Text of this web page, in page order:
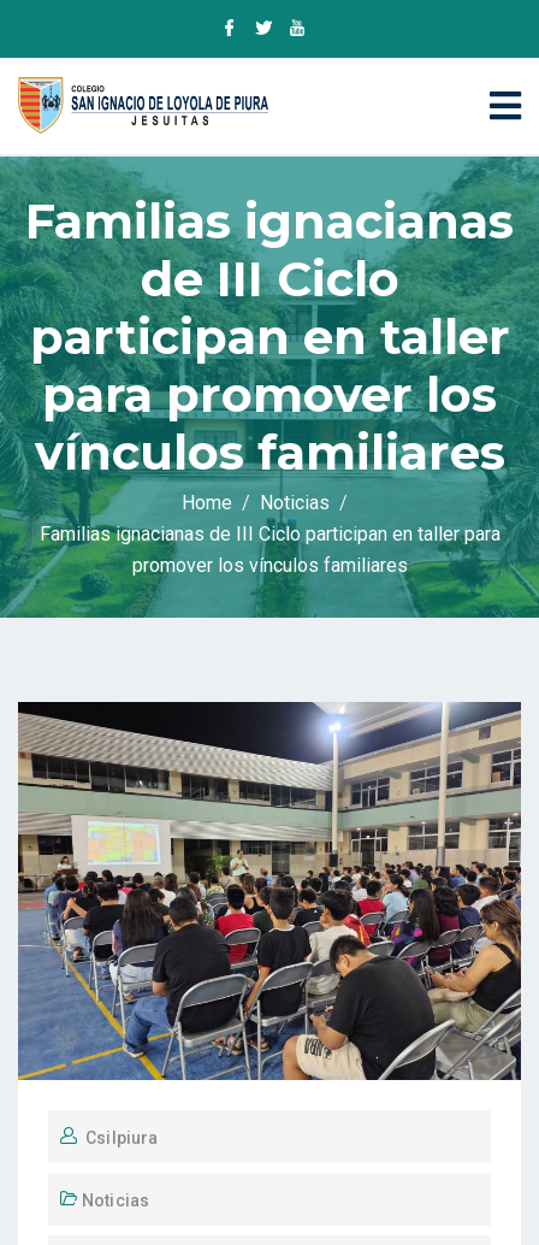
Familias ignacianas
de III Ciclo
participan en taller
para promover los
vínculos familiares
Home
Noticias
Familias ignacianas de III Ciclo participan en taller para
promover los vínculos familiares
Csilpiura
Noticias